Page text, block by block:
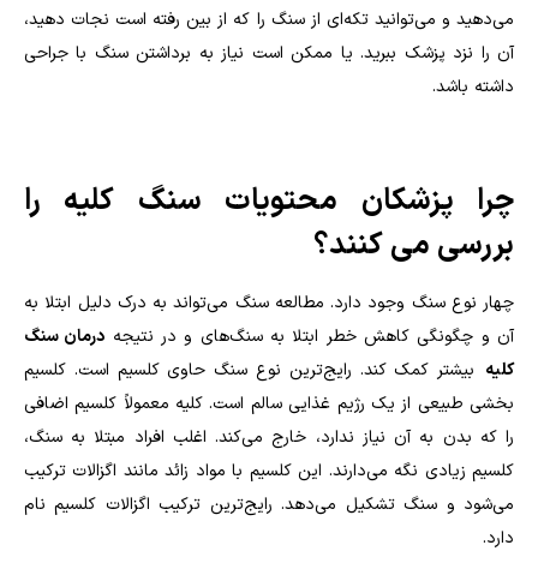
می‌دهید و می‌توانید تکه‌ای از سنگ را که از بین رفته است نجات دهید،
آن را نزد پزشک ببرید. یا ممکن است نیاز به برداشتن سنگ با جراحی
داشته باشد.
چرا پزشکان محتویات سنگ کلیه را
بررسی می کنند؟
چهار نوع سنگ وجود دارد. مطالعه سنگ می‌تواند به درک دلیل ابتلا به
آن و چگونگی کاهش خطر ابتلا به سنگ‌های و در نتیجه درمان سنگ
کلیه بیشتر کمک کند. رایج‌ترین نوع سنگ حاوی کلسیم است. کلسیم
بخشی طبیعی از یک رژیم غذایی سالم است. کلیه معمولاً کلسیم اضافی
را که بدن به آن نیاز ندارد، خارج می‌کند. اغلب افراد مبتلا به سنگ،
کلسیم زیادی نگه می‌دارند. این کلسیم با مواد زائد مانند اگزالات ترکیب
می‌شود و سنگ تشکیل می‌دهد. رایج‌ترین ترکیب اگزالات کلسیم نام
دارد.